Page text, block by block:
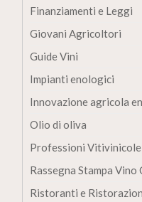
Finanziamenti e Leggi
Giovani Agricoltori
Guide Vini
Impianti enologici
Innovazione agricola
Olio di oliva
Professioni Vitivinicole
Rassegna Stampa Vino
Ristoranti e